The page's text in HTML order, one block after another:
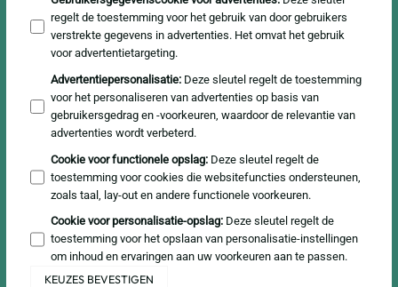
regelt de toestemming voor het gebruik van door gebruikers
verstrekte gegevens in advertenties. Het omvat het gebruik
voor advertentietargeting.
Advertentiepersonalisatie: Deze sleutel regelt de toestemming
voor het personaliseren van advertenties op basis van
gebruikersgedrag en -voorkeuren, waardoor de relevantie van
advertenties wordt verbeterd.
Cookie voor functionele opslag: Deze sleutel regelt de
toestemming voor cookies die websitefuncties ondersteunen,
zoals taal, lay-out en andere functionele voorkeuren.
Cookie voor personalisatie-opslag: Deze sleutel regelt de
toestemming voor het opslaan van personalisatie-instellingen
om inhoud en ervaringen aan uw voorkeuren aan te passen.
KEUZES BEVESTIGEN